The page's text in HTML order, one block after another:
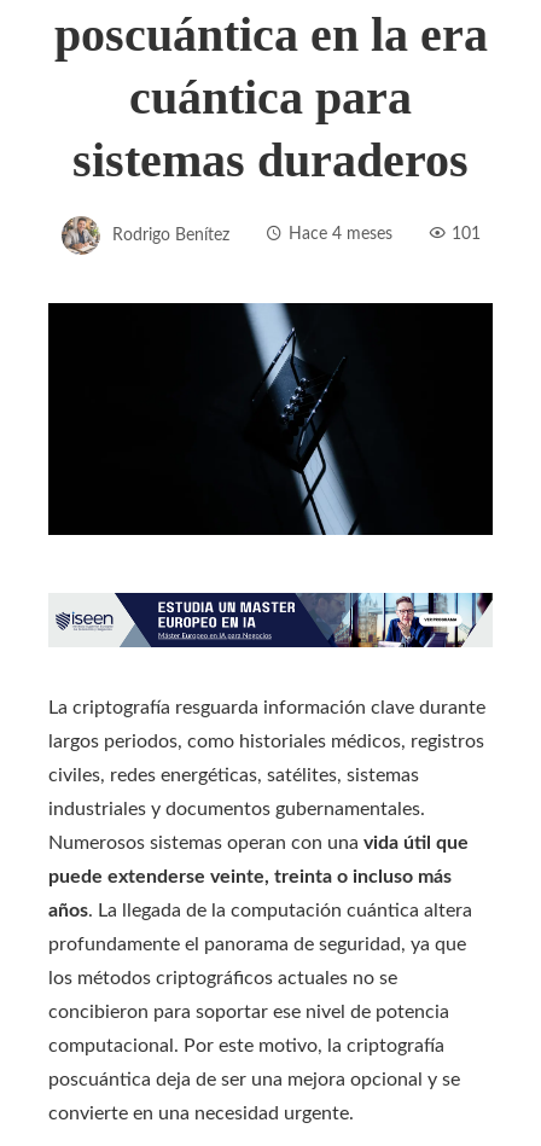
poscuántica en la era
cuántica para
sistemas duraderos
Rodrigo Benítez Hace 4 meses 101
La criptografía resguarda información clave durante
largos periodos, como historiales médicos, registros
civiles, redes energéticas, satélites, sistemas
industriales y documentos gubernamentales.
Numerosos sistemas operan con una vida útil que
puede extenderse veinte, treinta o incluso más
años. La llegada de la computación cuántica altera
profundamente el panorama de seguridad, ya que
los métodos criptográficos actuales no se
concibieron para soportar ese nivel de potencia
computacional. Por este motivo, la criptografía
poscuántica deja de ser una mejora opcional y se
convierte en una necesidad urgente.